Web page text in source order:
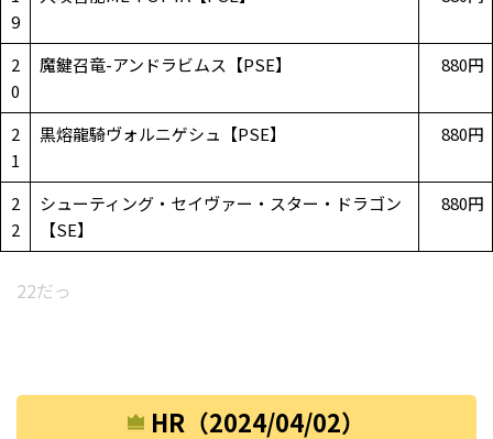
9
2
0
魔鍵召竜-アンドラビムス【PSE】 880円
2
1
黒熔龍騎ヴォルニゲシュ【PSE】 880円
2
2
シューティング・セイヴァー・スター・ドラゴン
【SE】
880円
22だっ
HR（2024/04/02）